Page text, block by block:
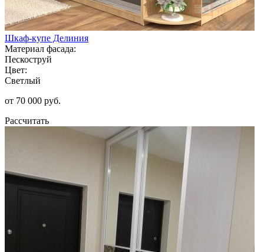
Шкаф-купе Делиния
Материал фасада:
Пескоструй
Цвет:
Светлый
от 70 000 руб.
Рассчитать